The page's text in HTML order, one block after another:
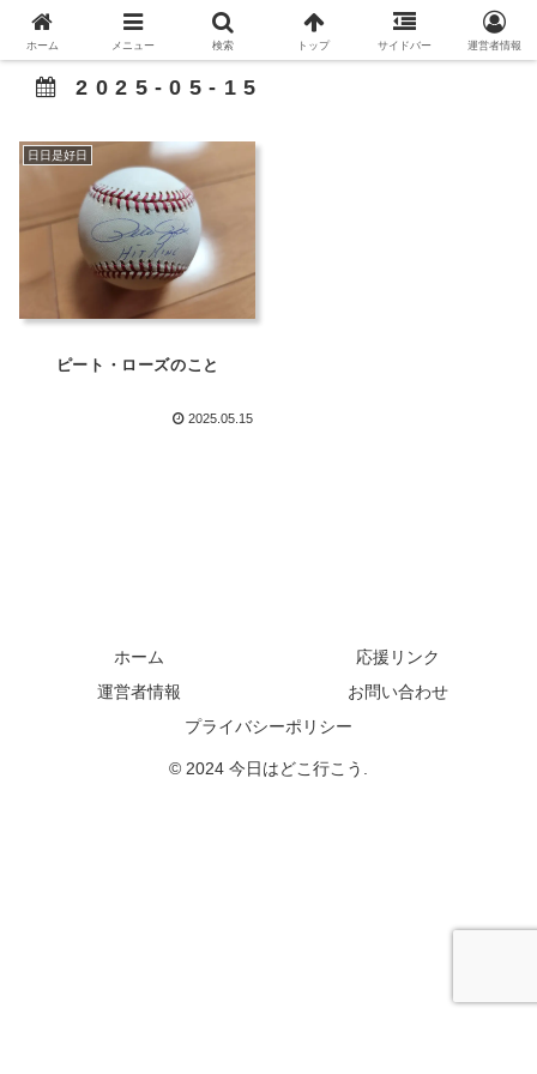
2025-05-15
日日是好日
ピート・ローズのこと
2025.05.15
ホーム
応援リンク
運営者情報
お問い合わせ
プライバシーポリシー
© 2024 今日はどこ行こう.
ホーム メニュー 検索 トップ サイドバー 運営者情報